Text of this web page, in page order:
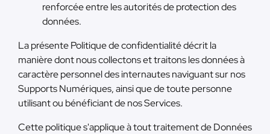
renforcée entre les autorités de protection des
données.
La présente Politique de confidentialité décrit la
manière dont nous collectons et traitons les données à
caractère personnel des internautes naviguant sur nos
Supports Numériques, ainsi que de toute personne
utilisant ou bénéficiant de nos Services.
Cette politique s'applique à tout traitement de Données